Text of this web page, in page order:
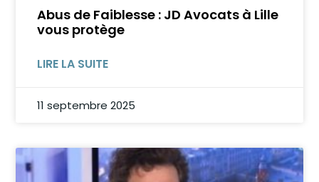
Abus de Faiblesse : JD Avocats à Lille
vous protège
LIRE LA SUITE
11 septembre 2025